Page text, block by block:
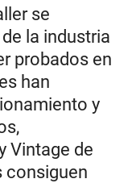
se
la industria
probados en
han
y
Vintage de
consiguen